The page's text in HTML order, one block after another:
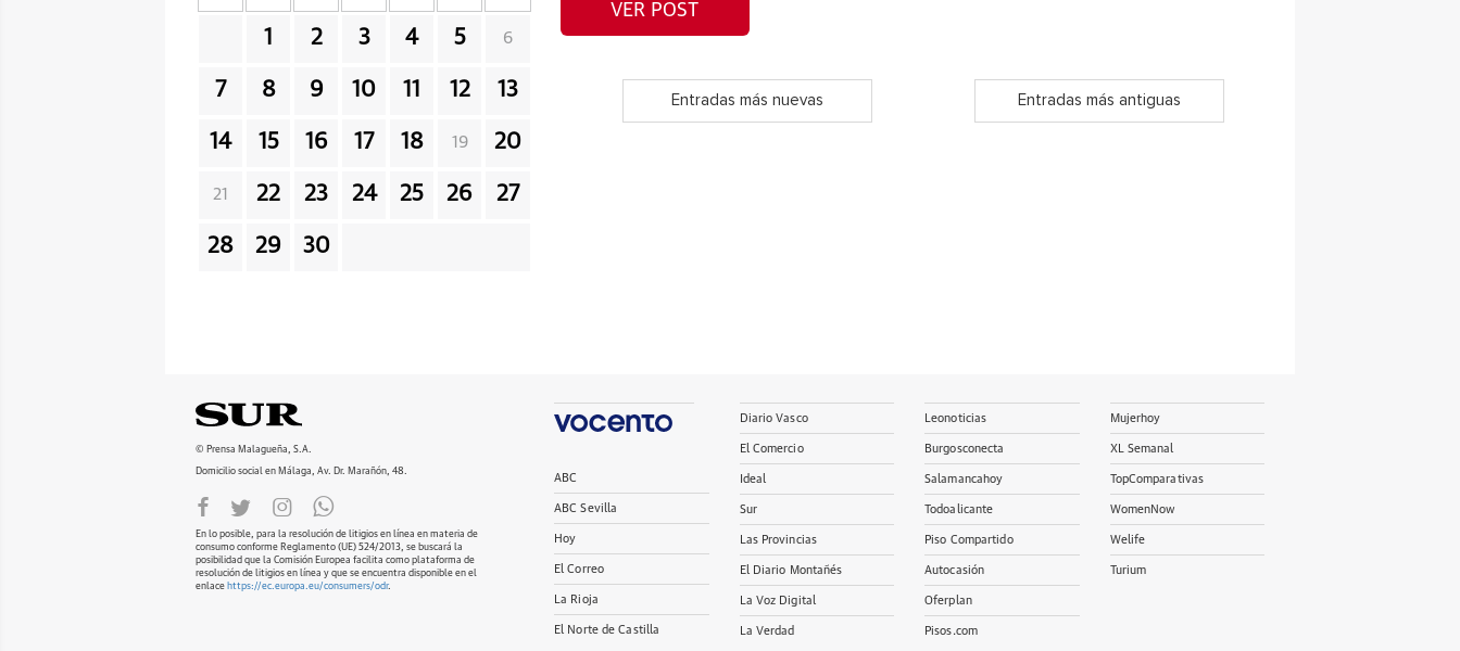
VER POST
Entradas más nuevas Entradas más antiguas
1 2 3 4 5 6
7 8 9 10 11 12 13
14 15 16 17 18 19 20
21 22 23 24 25 26 27
28 29 30
© Prensa Malagueña, S.A.
Domicilio social en Málaga, Av. Dr. Marañón, 48.
En lo posible, para la resolución de litigios en línea en materia de
consumo conforme Reglamento (UE) 524/2013, se buscará la
posibilidad que la Comisión Europea facilita como plataforma de
resolución de litigios en línea y que se encuentra disponible en el
enlace https://ec.europa.eu/consumers/odr.
ABC
ABC Sevilla
Hoy
El Correo
La Rioja
El Norte de Castilla
Diario Vasco
El Comercio
Ideal
Sur
Las Provincias
El Diario Montañés
La Voz Digital
La Verdad
Leonoticias
Burgosconecta
Salamancahoy
Todoalicante
Piso Compartido
Autocasión
Oferplan
Pisos.com
Mujerhoy
XL Semanal
TopComparativas
WomenNow
Welife
Turium